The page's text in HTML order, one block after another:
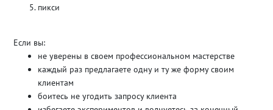
пикси
Если вы:
не уверены в своем профессиональном мастерстве
каждый раз предлагаете одну и ту же форму своим
клиентам
боитесь не угодить запросу клиента